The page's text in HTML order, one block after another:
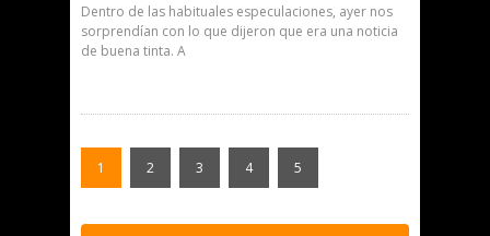
Dentro de las habituales especulaciones, ayer nos
sorprendían con lo que dijeron que era una noticia
de buena tinta. A
1 2 3 4 5